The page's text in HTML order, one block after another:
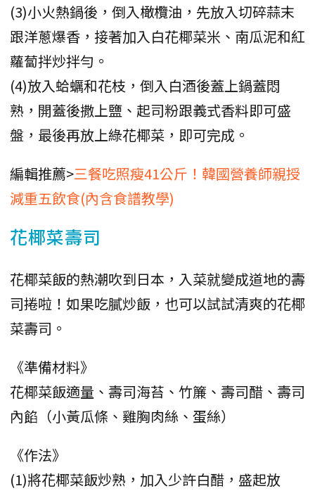
(3)小火熱鍋後，倒入橄欖油，先放入切碎蒜末
跟洋蔥爆香，接著加入白花椰菜米、南瓜泥和紅
蘿蔔拌炒拌勻。
(4)放入蛤蠣和花枝，倒入白酒後蓋上鍋蓋悶
熟，開蓋後撒上鹽、起司粉跟義式香料即可盛
盤，最後再放上綠花椰菜，即可完成。
編輯推薦>三餐吃照瘦41公斤！韓國營養師親授
減重五飲食(內含食譜教學)
花椰菜壽司
花椰菜飯的熱潮吹到日本，入菜就變成道地的壽
司捲啦！如果吃膩炒飯，也可以試試清爽的花椰
菜壽司。
《準備材料》
花椰菜飯適量、壽司海苔、竹簾、壽司醋、壽司
內餡（小黃瓜條、雞胸肉絲、蛋絲）
《作法》
(1)將花椰菜飯炒熟，加入少許白醋，盛起放